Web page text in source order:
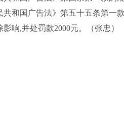
和国广告法》第五十五条第一
响,并处罚款2000元。（张忠）